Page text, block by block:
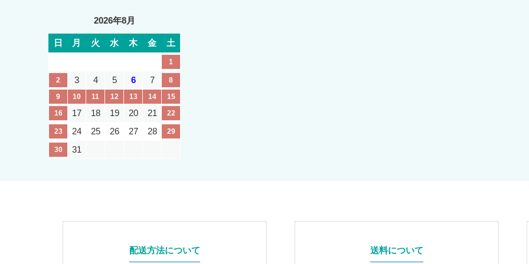
2026年8月
日 月 火 水 木 金 土
1
2 3 4 5 6 7
8
9
10 11 12 13 14
15
16
17 18 19 20 21 22
23 24 25 26 27 28 29
30 31
配送方法について 送料について